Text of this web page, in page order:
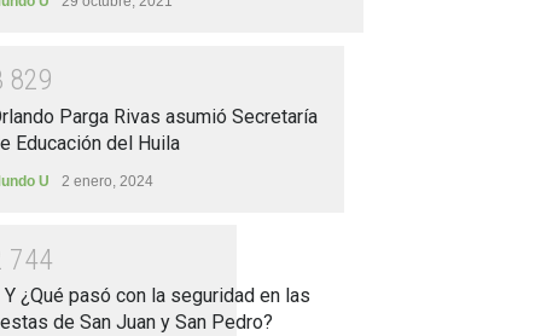
829
Parga Rivas asumió Secretaría
Educación del Huila
U 2 enero, 2024
744
Y ¿Qué pasó con la seguridad en las
de San Juan y San Pedro?